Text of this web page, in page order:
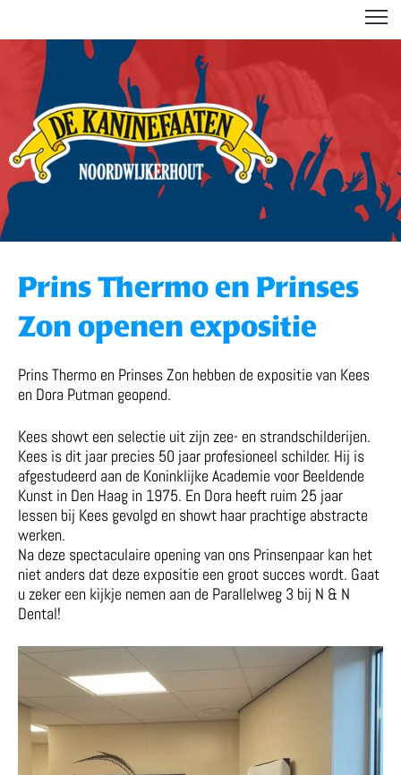
Prins Thermo en Prinses
Zon openen expositie
Prins Thermo en Prinses Zon hebben de expositie van Kees
en Dora Putman geopend.
Kees showt een selectie uit zijn zee- en strandschilderijen.
Kees is dit jaar precies 50 jaar profesioneel schilder. Hij is
afgestudeerd aan de Koninklijke Academie voor Beeldende
Kunst in Den Haag in 1975. En Dora heeft ruim 25 jaar
lessen bij Kees gevolgd en showt haar prachtige abstracte
werken.
Na deze spectaculaire opening van ons Prinsenpaar kan het
niet anders dat deze expositie een groot succes wordt. Gaat
u zeker een kijkje nemen aan de Parallelweg 3 bij N & N
Dental!